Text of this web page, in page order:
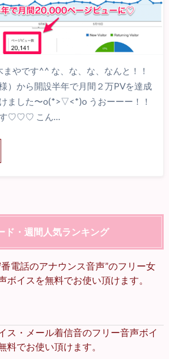
まやです^^ な、な、な、なんと！！
）から開設半年で月間２万PVを達成
ました〜o(*>▽<*)o うおーーー！！
す♡♡♡ こん…
ド・週間人気ランキング
番電話のアナウンス音声”のフリー女
ボイスを無料でお使い頂けます。
ス・メール着信音のフリー音声ボイ
料でお使い頂けます。